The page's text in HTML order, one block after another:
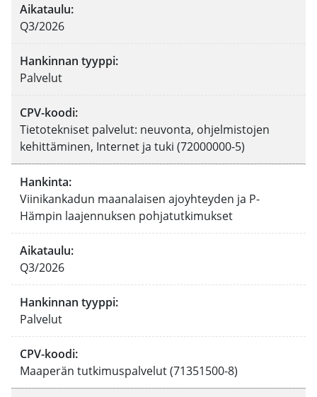
Aikataulu:
Q3/2026
Hankinnan tyyppi:
Palvelut
CPV-koodi:
Tietotekniset palvelut: neuvonta, ohjelmistojen
kehittäminen, Internet ja tuki (72000000-5)
Hankinta:
Viinikankadun maanalaisen ajoyhteyden ja P-
Hämpin laajennuksen pohjatutkimukset
Aikataulu:
Q3/2026
Hankinnan tyyppi:
Palvelut
CPV-koodi:
Maaperän tutkimuspalvelut (71351500-8)